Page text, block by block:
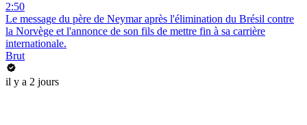
2:50
Le message du père de Neymar après l'élimination du Brésil contre
la Norvège et l'annonce de son fils de mettre fin à sa carrière
internationale.
Brut
il y a 2 jours